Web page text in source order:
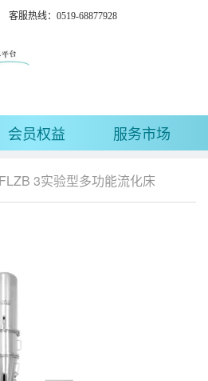
客服热线：0519-68877928
会员权益 服务市场
FLZB 3实验型多功能流化床